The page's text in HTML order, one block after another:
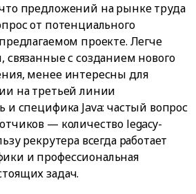
предложений на рынке труда
от потенциального
проекте. Легче
связанные с созданием нового
менее интересны для
на третьей линии
и специфика Java: частый вопрос
— количество legacy-
рекрутера всегда работает
и профессиональная
задач.